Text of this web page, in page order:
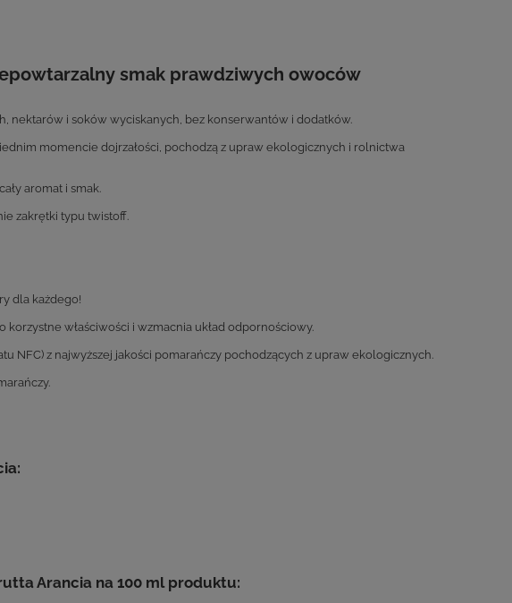
smak prawdziwych owoców
nektarów i soków wyciskanych, bez konserwantów i dodatków.
momencie dojrzałości, pochodzą z upraw ekologicznych i rolnictwa
aromat i smak.
zakrętki typu twistoff.
dla każdego!
właściwości i wzmacnia układ odpornościowy.
NFC) z najwyższej jakości pomarańczy pochodzących z upraw ekologicznych.
Arancia na 100 ml produktu: